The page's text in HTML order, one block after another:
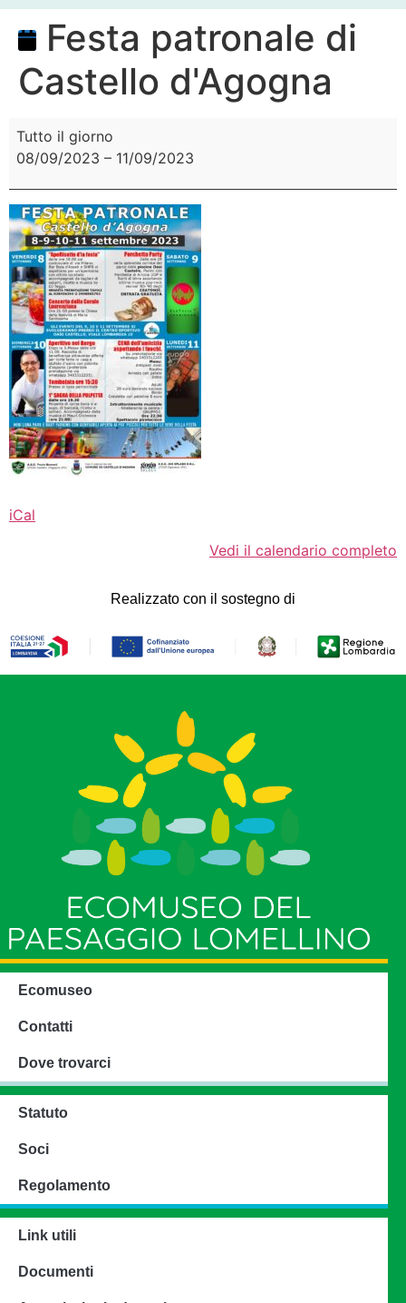
Festa patronale di
Castello d'Agogna
Tutto il giorno
08/09/2023 – 11/09/2023
iCal
Vedi il calendario completo
Realizzato con il sostegno di
Ecomuseo
Contatti
Dove trovarci
Statuto
Soci
Regolamento
Link utili
Documenti